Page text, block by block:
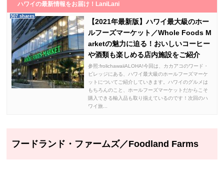
ハワイの最新情報をお届け！LaniLani
507 shares
【2021年最新版】ハワイ最大級のホー
ルフーズマーケット／Whole Foods M
arketの魅力に迫る！おいしいコーヒー
や酒類も楽しめる店内施設をご紹介
参照:frolichawaiiALOHA!今回は、カカアコのワード・
ビレッジにある、ハワイ最大級のホールフーズマーケ
ットについてご紹介していきます。ハワイのグルメは
もちろんのこと、ホールフーズマーケットだからこそ
購入できる輸入品も取り揃えているのです！次回のハ
ワイ旅...
フードランド・ファームズ／Foodland Farms